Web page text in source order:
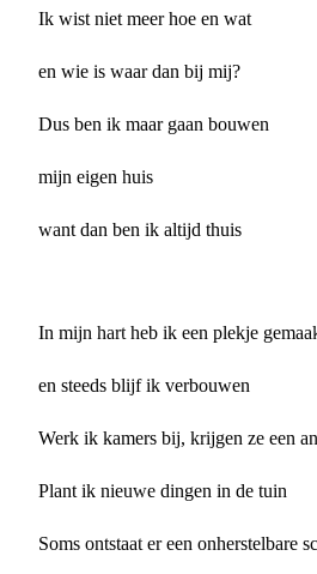
Ik wist niet meer hoe en wat
en wie is waar dan bij mij?
Dus ben ik maar gaan bouwen
mijn eigen huis
want dan ben ik altijd thuis
In mijn hart heb ik een plekje
en steeds blijf ik verbouwen
Werk ik kamers bij, krijgen ze een
Plant ik nieuwe dingen in de tuin
Soms ontstaat er een onherstelbare